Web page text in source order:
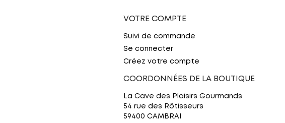
VOTRE COMPTE
Suivi de commande
Se connecter
Créez votre compte
COORDONNÉES DE LA BOUTIQUE
La Cave des Plaisirs Gourmands
54 rue des Rôtisseurs
59400 CAMBRAI